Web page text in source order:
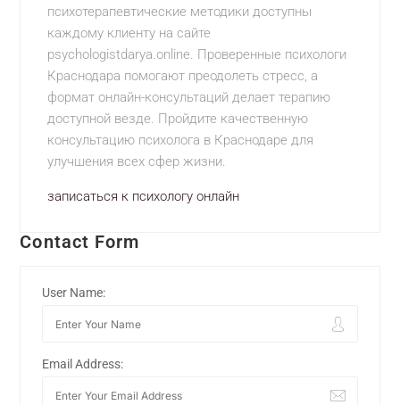
психотерапевтические методики доступны
каждому клиенту на сайте
psychologistdarya.online. Проверенные психологи
Краснодара помогают преодолеть стресс, а
формат онлайн-консультаций делает терапию
доступной везде. Пройдите качественную
консультацию психолога в Краснодаре для
улучшения всех сфер жизни.
записаться к психологу онлайн
Contact Form
User Name:
Email Address: